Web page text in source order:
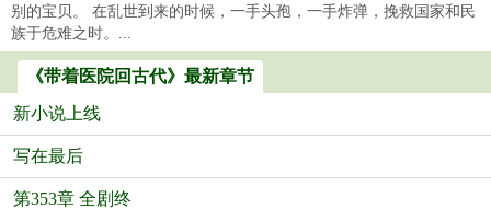
别的宝贝。 在乱世到来的时候，一手头孢，一手炸弹，挽救国家和民
族于危难之时。...
《带着医院回古代》最新章节
新小说上线
写在最后
第353章 全剧终